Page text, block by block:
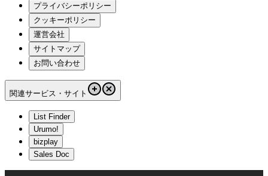
プライバシーポリシー
クッキーポリシー
運営会社
サイトマップ
お問い合わせ
関連サービス・サイト
List Finder
Urumo!
bizplay
Sales Doc